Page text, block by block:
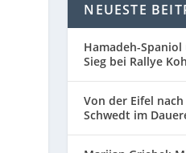
NEUESTE
Hamadeh-
Sieg bei Rallye
Von der Eifel
Schwedt im